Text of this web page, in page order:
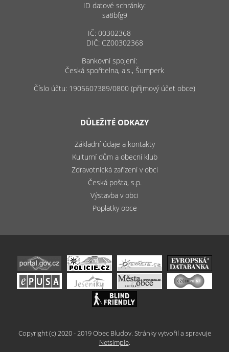
ID datové schránky:
sa8bfg9
IČ: 00302368
DIČ: CZ00302368
Bankovní spojení:
Česká spořitelna, a.s., Šumperk
Číslo účtu: 1905607389/0800 (příjmový účet obce)
DŮLEŽITÉ ODKAZY
Základní údaje a kontakty
Kulturní dům a obecní klub
Zdravotnická zařízení v obci
Česká pošta, s.p.
Výstavba v obci
Poplatky obce
Copyright (c) 2020 - 2019 Obec Bludov. Stránky vytvořil a spravuje
Netsimple.